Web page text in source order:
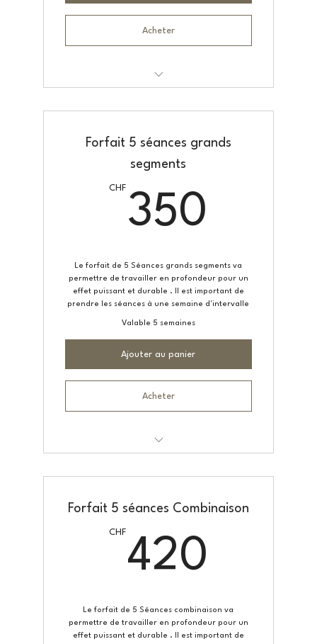
Acheter
Forfait 5 séances grands
segments
CHF
350
Le forfait de 5 Séances grands segments va
permettre de travailler en profondeur pour un
effet puissant et durable . Il est important de
prendre les séances à une semaine d'intervalle
Valable 5 semaines
Ajouter au panier
Acheter
Forfait 5 séances Combinaison
CHF
420
Le forfait de 5 Séances combinaison va
permettre de travailler en profondeur pour un
effet puissant et durable . Il est important de